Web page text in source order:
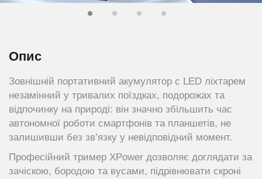
Опис
Зовнішній портативний акумулятор c LED ліхтарем
незамінний у тривалих поїздках, подорожах та
відпочинку на природі: він значно збільшить час
автономної роботи смартфонів та планшетів, не
залишивши без зв’язку у невідповідний момент.
Професійний тример XPower дозволяє доглядати за
зачіскою, бородою та вусами, підрівнювати скроні